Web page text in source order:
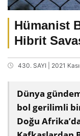
Hümanist
Hibrit
430. SAYI | 2021
Dünya
bol gerilimli
Doğu